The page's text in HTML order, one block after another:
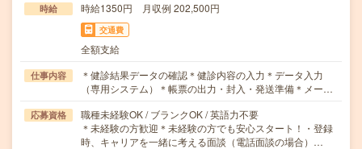
時給 時給1350円 月収例 202,500円
交通費
全額支給
仕事内容
＊健診結果データの確認＊健診内容の入力＊データ入力
（専用システム）＊帳票の出力・封入・発送準備＊メー…
応募資格
職種未経験OK / ブランクOK / 英語力不要
＊未経験の方歓迎＊未経験の方でも安心スタート！・登録
時、キャリアを一緒に考える面談（電話面談の場合）…